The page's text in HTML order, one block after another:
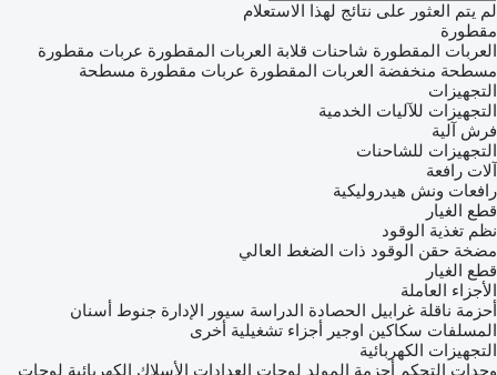
لم يتم العثور على نتائج لهذا الاستعلام
مقطورة
العربات المقطورة شاحنات قلابة العربات المقطورة عربات مقطورة
مسطحة منخفضة العربات المقطورة عربات مقطورة مسطحة
التجهيزات
التجهيزات للآليات الخدمية
فرش آلية
التجهيزات للشاحنات
آلات رافعة
رافعات ونش هيدروليكية
قطع الغيار
نظم تغذية الوقود
مضخة حقن الوقود ذات الضغط العالي
قطع الغيار
الأجزاء العاملة
أحزمة ناقلة غرابيل الحصادة الدراسة سيور الإدارة جنوط أسنان
المسلفات سكاكين اوجير أجزاء تشغيلية أخرى
التجهيزات الكهربائية
وحدات التحكم أحزمة المولد لوحات العدادات الأسلاك الكهربائية لوحات